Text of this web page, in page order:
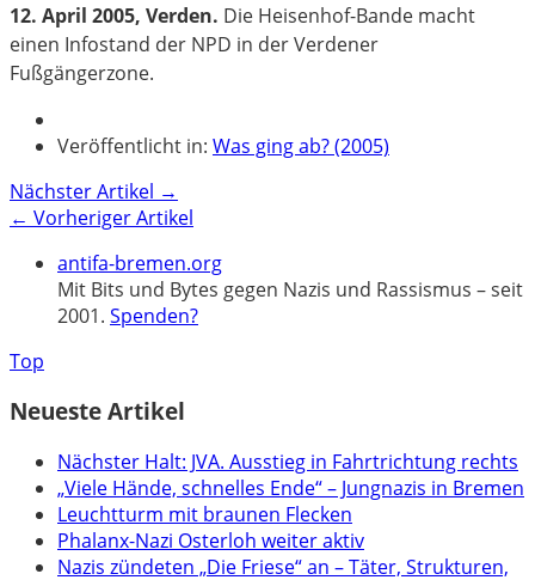
12. April 2005, Verden. Die Heisenhof-Bande macht
einen Infostand der NPD in der Verdener
Fußgängerzone.
Veröffentlicht in: Was ging ab? (2005)
Nächster Artikel →
← Vorheriger Artikel
antifa-bremen.org
Mit Bits und Bytes gegen Nazis und Rassismus – seit
2001. Spenden?
Top
Neueste Artikel
Nächster Halt: JVA. Ausstieg in Fahrtrichtung rechts
„Viele Hände, schnelles Ende“ – Jungnazis in Bremen
Leuchtturm mit braunen Flecken
Phalanx-Nazi Osterloh weiter aktiv
Nazis zündeten „Die Friese“ an – Täter, Strukturen,